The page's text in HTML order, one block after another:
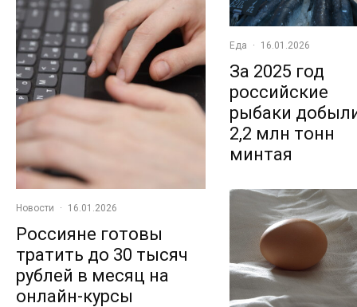
Новости · 16.01.2026
Россияне готовы
тратить до 30 тысяч
рублей в месяц на
онлайн-курсы
Еда · 16.01.2026
За 2025 год
российские
рыбаки
2,2 млн тонн
минтая